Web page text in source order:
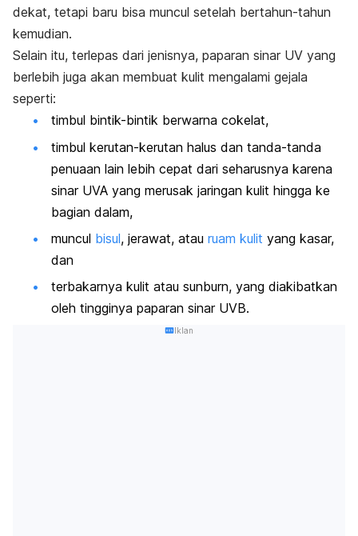
dekat, tetapi baru bisa muncul setelah bertahun-tahun
kemudian.
Selain itu, terlepas dari jenisnya, paparan sinar UV yang
berlebih juga akan membuat kulit mengalami gejala
seperti:
timbul bintik-bintik berwarna cokelat,
timbul kerutan-kerutan halus dan tanda-tanda
penuaan lain lebih cepat dari seharusnya karena
sinar UVA yang merusak jaringan kulit hingga ke
bagian dalam,
muncul bisul, jerawat, atau ruam kulit yang kasar,
dan
terbakarnya kulit atau sunburn, yang diakibatkan
oleh tingginya paparan sinar UVB.
Iklan